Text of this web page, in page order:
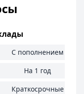
С пополнением
На 1 год
Краткосрочные